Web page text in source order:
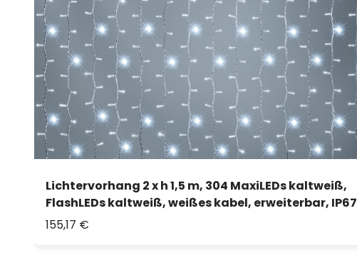
Lichtervorhang 2 x h 1,5 m, 304 MaxiLEDs kaltweiß,
FlashLEDs kaltweiß, weißes kabel, erweiterbar, IP67
155,17 €